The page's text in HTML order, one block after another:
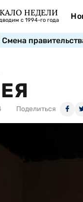
НЕДЕЛИ
с 1994-го года
Смена
Поделиться